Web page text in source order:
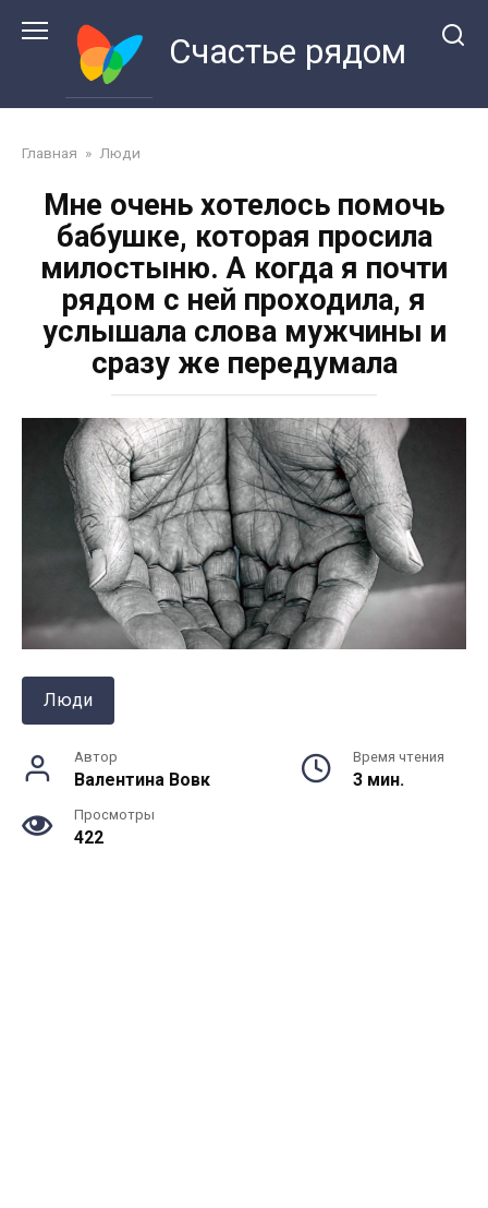
Счастье рядом
Главная » Люди
Мне очень хотелось помочь
бабушке, которая просила
милостыню. А когда я почти
рядом с ней проходила, я
услышала слова мужчины и
сразу же передумала
Люди
Автор
Валентина Вовк
Время чтения
3 мин.
Просмотры
422